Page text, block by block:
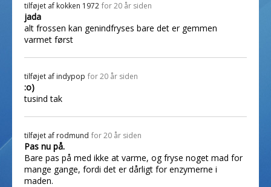
tilføjet af kokken 1972 for 20 år siden
jada
alt frossen kan genindfryses bare det er gemmen
varmet først
tilføjet af indypop for 20 år siden
:o)
tusind tak
tilføjet af rodmund for 20 år siden
Pas nu på.
Bare pas på med ikke at varme, og fryse noget mad for
mange gange, fordi det er dårligt for enzymerne i
maden.